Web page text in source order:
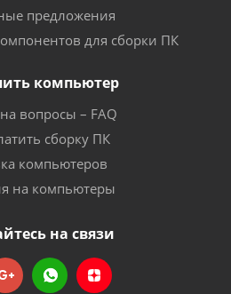
предложения
для сборки ПК
компьютер
вопросы – FAQ
сборку ПК
компьютеров
на компьютеры
на связи